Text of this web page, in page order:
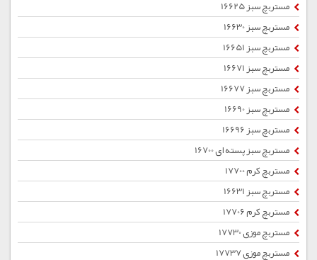
مستربچ سبز 16625
مستربچ سبز 16630
مستربچ سبز 16651
مستربچ سبز 16671
مستربچ سبز 16677
مستربچ سبز 16690
مستربچ سبز 16696
مستربچ سبز پسته ای 16700
مستربچ کرم 17700
مستربچ سبز 16631
مستربچ کرم 17706
مستربچ موزی 17730
مستربچ موزی 17737